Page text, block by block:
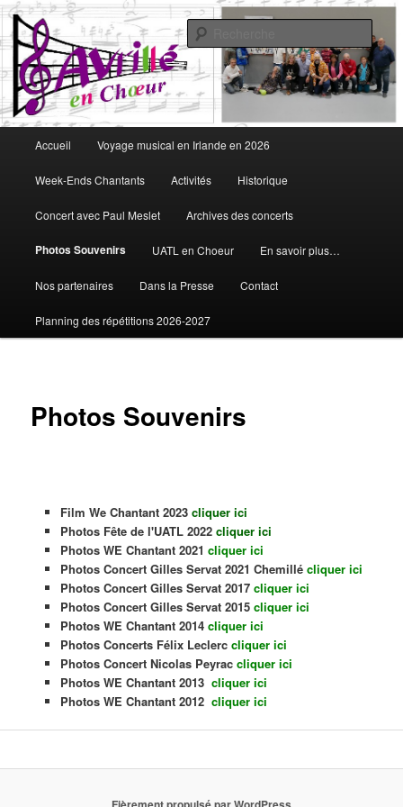
Aller
au
contenu
principalAvrillé en Choeur
Vous aimez chanter, Avrillé en Choeur est fait pour vous
principal
Accueil Voyage musical en Irlande en 2026
Week-Ends Chantants Activités Historique
Concert avec Paul Meslet Archives des concerts
Photos Souvenirs UATL en Choeur En savoir plus…
Nos partenaires Dans la Presse Contact
Planning des répétitions 2026-2027
Photos Souvenirs
Film We Chantant 2023 cliquer ici
Photos Fête de l'UATL 2022 cliquer ici
Photos WE Chantant 2021 cliquer ici
Photos Concert Gilles Servat 2021 Chemillé cliquer ici
Photos Concert Gilles Servat 2017 cliquer ici
Photos Concert Gilles Servat 2015 cliquer ici
Photos WE Chantant 2014 cliquer ici
Photos Concerts Félix Leclerc cliquer ici
Photos Concert Nicolas Peyrac cliquer ici
Photos WE Chantant 2013 cliquer ici
Photos WE Chantant 2012 cliquer ici